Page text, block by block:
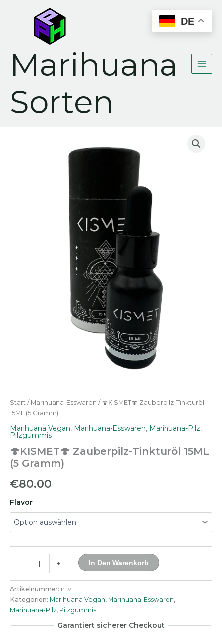
Marihuana
Sorten
Start / Marihuana-Esswaren / 🍄KISMET🍄 Zauberpilz-Tinkturöl
15ML (5 Gramm)
Marihuana Vegan, Marihuana-Esswaren, Marihuana-Pilz,
Pilzgummis
🍄KISMET🍄 Zauberpilz-Tinkturöl 15ML
(5 Gramm)
€80.00
Flavor
-
Zauberpilz-
Tinkturöl
15ML
Gramm)
+ In Den Warenkorb
Artikelnummer: n. v.
Kategorien: Marihuana Vegan, Marihuana-Esswaren,
Marihuana-Pilz, Pilzgummis
Garantiert sicherer Checkout
DE